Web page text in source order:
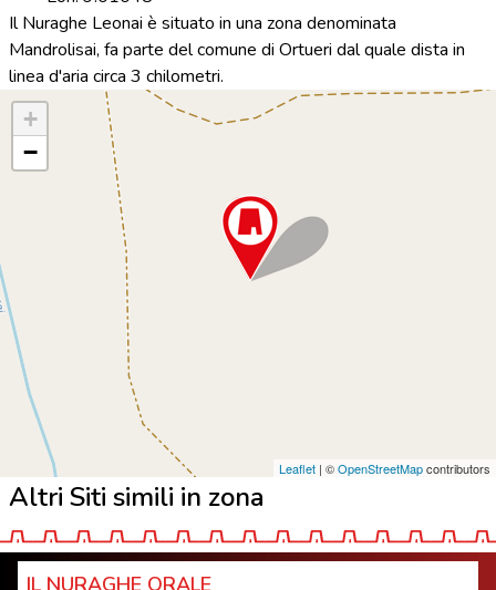
Il Nuraghe Leonai è situato in una zona denominata
Mandrolisai, fa parte del comune di Ortueri dal quale dista in
linea d'aria circa 3 chilometri.
+
−
Leaflet | ©OpenStreetMapcontributors
Altri Siti simili in zona
IL NURAGHE ORALE